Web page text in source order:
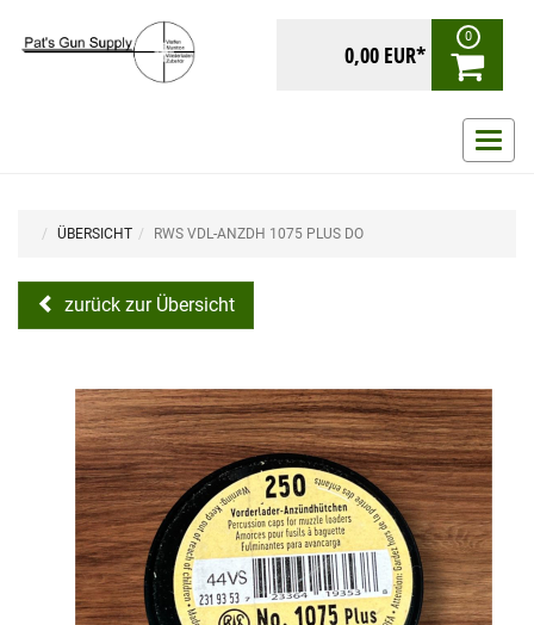
0,00 EUR*
0
ein-/
ÜBERSICHT RWS VDL-ANZDH 1075 PLUS DO
zurück zur Übersicht